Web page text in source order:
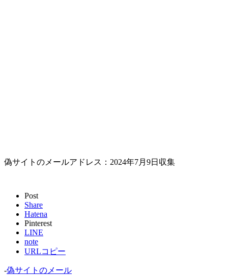
偽サイトのメールアドレス：2024年7月9日収集
Post
Share
Hatena
Pinterest
LINE
note
URLコピー
-偽サイトのメール